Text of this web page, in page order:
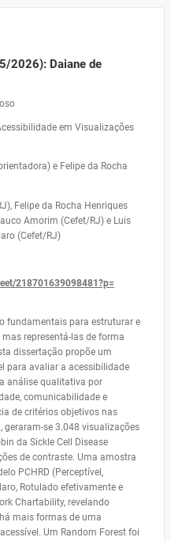
2026): Daiane de
em Visualizações
e Felipe da Rocha
Felipe da Rocha Henriques
Amorim (Cefet/RJ) e Luis
(Cefet/RJ)
218701639098481?p=
fundamentais para estruturar e
representá-las de forma
dissertação propõe um
para avaliar a acessibilidade
análise qualitativa por
comunicabilidade e
de critérios objetivos nas
geraram-se 3.048 visualizações
da Sickle Cell Disease
de contraste. Uma amostra
PCHRD (Perceptível,
Rotulado efetivamente e
Chartability, revelando
mais formas de uma
Um Random Forest foi